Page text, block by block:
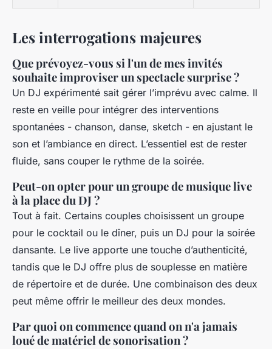
Les interrogations majeures
Que prévoyez-vous si l'un de mes invités
souhaite improviser un spectacle surprise ?
Un DJ expérimenté sait gérer l’imprévu avec calme. Il
reste en veille pour intégrer des interventions
spontanées - chanson, danse, sketch - en ajustant le
son et l’ambiance en direct. L’essentiel est de rester
fluide, sans couper le rythme de la soirée.
Peut-on opter pour un groupe de musique live
à la place du DJ ?
Tout à fait. Certains couples choisissent un groupe
pour le cocktail ou le dîner, puis un DJ pour la soirée
dansante. Le live apporte une touche d’authenticité,
tandis que le DJ offre plus de souplesse en matière
de répertoire et de durée. Une combinaison des deux
peut même offrir le meilleur des deux mondes.
Par quoi on commence quand on n'a jamais
loué de matériel de sonorisation ?